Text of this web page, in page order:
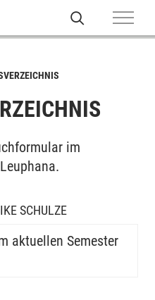
im
SCHULZE
aktuellen Semester